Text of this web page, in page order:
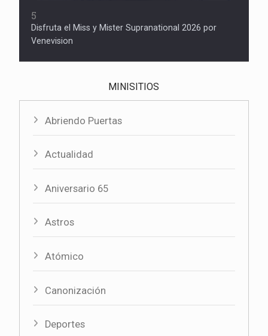
5
Disfruta el Miss y Mister Supranational 2026 por
Venevision
MINISITIOS
Abriendo Puertas
Actualidad
Aniversario 65
Astros
Atómico
Canonización
Deportes